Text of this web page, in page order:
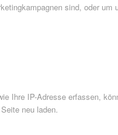
sind, oder um
Ihre IP-Adresse erfassen,
neu laden.